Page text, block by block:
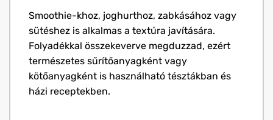
Smoothie-khoz, joghurthoz, zabkásához vagy
sütéshez is alkalmas a textúra javítására.
Folyadékkal összekeverve megduzzad, ezért
természetes sűrítőanyagként vagy
kötőanyagként is használható tésztákban és
házi receptekben.